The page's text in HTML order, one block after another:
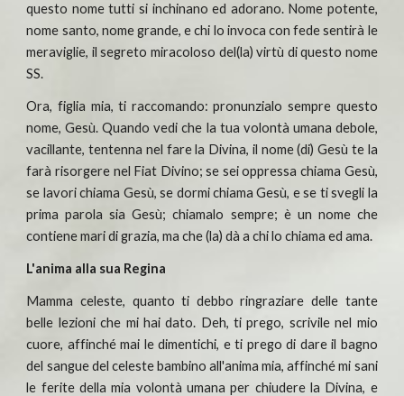
questo nome tutti si inchinano ed adorano. Nome potente,
nome santo, nome grande, e chi lo invoca con fede sentirà le
meraviglie, il segreto miracoloso del(la) virtù di questo nome
SS.
Ora, figlia mia, ti raccomando: pronunzialo sempre questo
nome, Gesù. Quando vedi che la tua volontà umana debole,
vacillante, tentenna nel fare la Divina, il nome (di) Gesù te la
farà risorgere nel Fiat Divino; se sei oppressa chiama Gesù,
se lavori chiama Gesù, se dormi chiama Gesù, e se ti svegli la
prima parola sia Gesù; chiamalo sempre; è un nome che
contiene mari di grazia, ma che (la) dà a chi lo chiama ed ama.
L'anima alla sua Regina
Mamma celeste, quanto ti debbo ringraziare delle tante
belle lezioni che mi hai dato. Deh, ti prego, scrivile nel mio
cuore, affinché mai le dimentichi, e ti prego di dare il bagno
del sangue del celeste bambino all'anima mia, affinché mi sani
le ferite della mia volontà umana per chiudere la Divina, e